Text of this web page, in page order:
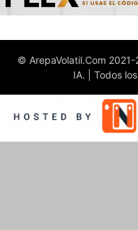
© ArepaVolatil.Com
IA. | Todos